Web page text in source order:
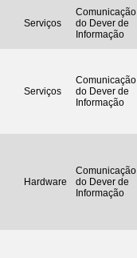
Serviços
Comunicação
do Dever de
Informação
Serviços
Comunicação
do Dever de
Informação
Hardware
Comunicação
do Dever de
Informação